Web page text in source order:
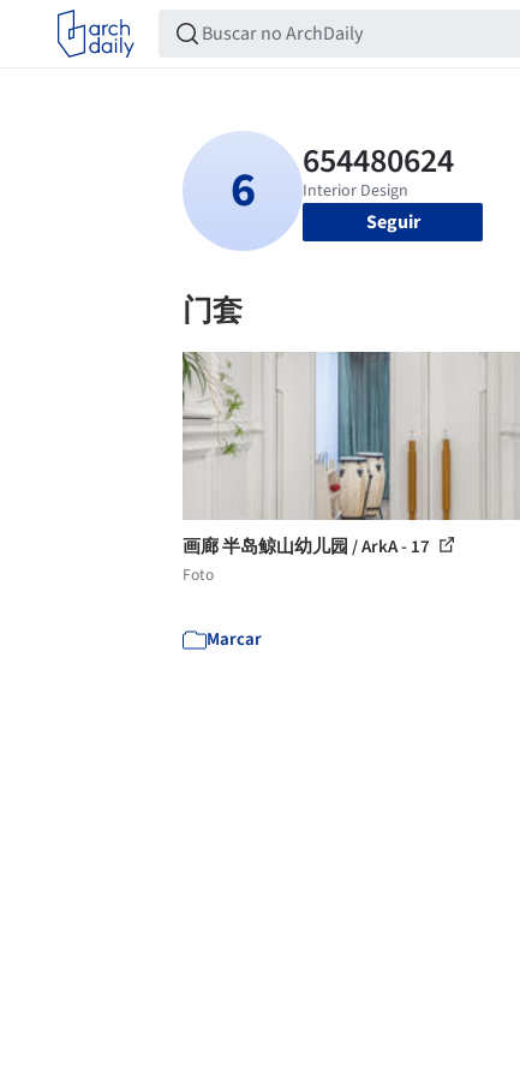
Seguir
门套
画廊 半岛鲸山幼儿园 / ArkA - 17
Foto
Marcar